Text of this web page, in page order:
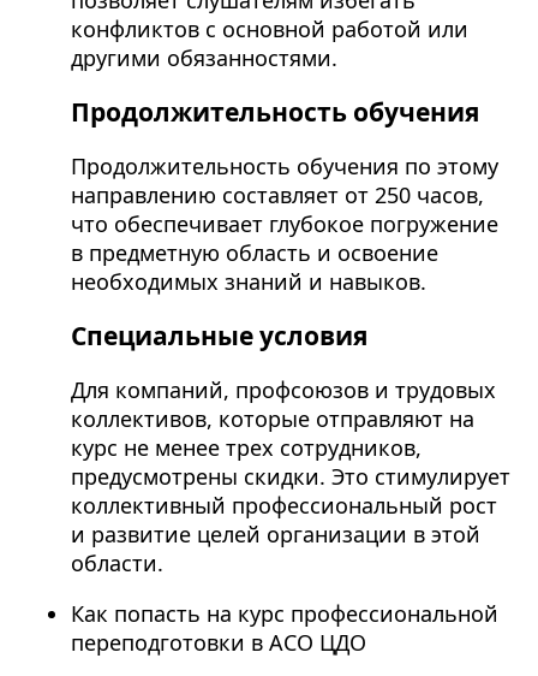
конфликтов с основной работой или
другими обязанностями.
Продолжительность обучения
Продолжительность обучения по этому
направлению составляет от 250 часов,
что обеспечивает глубокое погружение
в предметную область и освоение
необходимых знаний и навыков.
Специальные условия
Для компаний, профсоюзов и трудовых
коллективов, которые отправляют на
курс не менее трех сотрудников,
предусмотрены скидки. Это стимулирует
коллективный профессиональный рост
и развитие целей организации в этой
области.
Как попасть на курс профессиональной
переподготовки в АСО ЦДО